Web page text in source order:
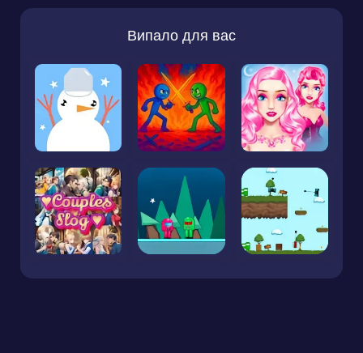
Випало для вас